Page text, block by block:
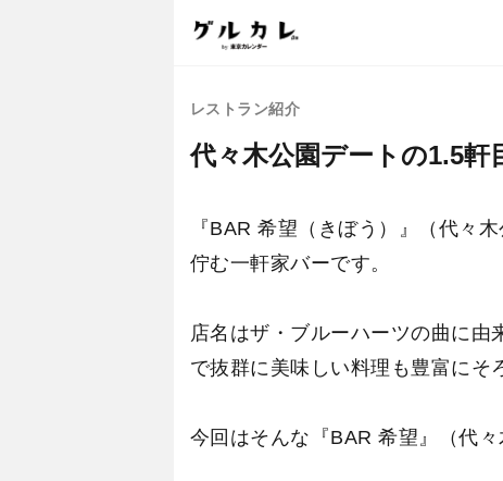
レストラン紹介
代々木公園デートの1.5軒
『BAR 希望（きぼう）』（代々
佇む一軒家バーです。
店名はザ・ブルーハーツの曲に由
で抜群に美味しい料理も豊富にそ
今回はそんな『BAR 希望』（代